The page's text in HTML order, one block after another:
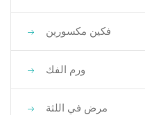
فكين مكسورين
ورم الفك
مرض في اللثة